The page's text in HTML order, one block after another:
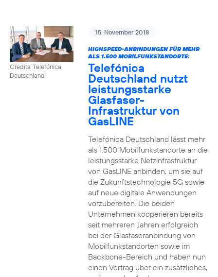
Credits: Telefónica
Deutschland
15. November 2018
HIGHSPEED-ANBINDUNGEN FÜR MEHR
ALS 1.500 MOBILFUNKSTANDORTE:
Telefónica
Deutschland nutzt
leistungsstarke
Glasfaser-
Infrastruktur von
GasLINE
Telefónica Deutschland lässt mehr
als 1.500 Mobilfunkstandorte an die
leistungsstarke Netzinfrastruktur
von GasLINE anbinden, um sie auf
die Zukunftstechnologie 5G sowie
auf neue digitale Anwendungen
vorzubereiten. Die beiden
Unternehmen kooperieren bereits
seit mehreren Jahren erfolgreich
bei der Glasfaseranbindung von
Mobilfunkstandorten sowie im
Backbone-Bereich und haben nun
einen Vertrag über ein zusätzliches,